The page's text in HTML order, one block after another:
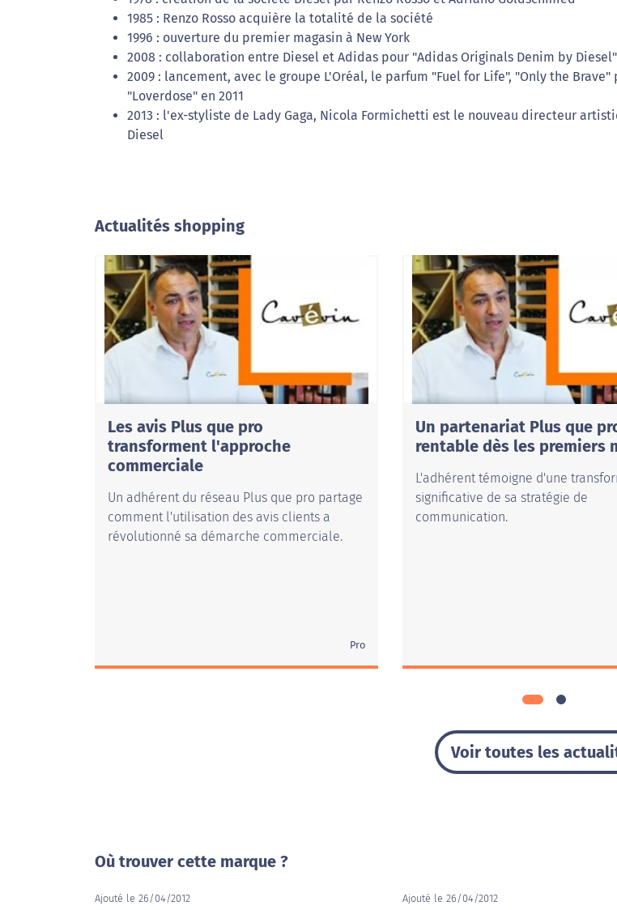
1985 : Renzo Rosso acquière la totalité de la société
1996 : ouverture du premier magasin à New York
2008 : collaboration entre Diesel et Adidas pour "Adidas Originals Denim by Diesel"
2009 : lancement, avec le groupe L'Oréal, le parfum "Fuel for Life", "Only the Brave"
"Loverdose" en 2011
2013 : l'ex-styliste de Lady Gaga, Nicola Formichetti est le nouveau directeur
Diesel
Actualités shopping
Les avis Plus que pro
transforment l'approche
commerciale
Un adhérent du réseau Plus que pro partage
comment l'utilisation des avis clients a
révolutionné sa démarche commerciale.
Pro
Un partenariat Plus que
rentable dès les premiers
L'adhérent témoigne d'une
significative de sa stratégie de
communication.
Voir toutes les
Où trouver cette marque ?
Ajouté le 26/04/2012 Ajouté le 26/04/2012